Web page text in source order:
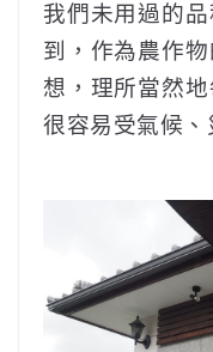
我們未用過的
到，作為農作
想，理所當然
很容易受氣候、